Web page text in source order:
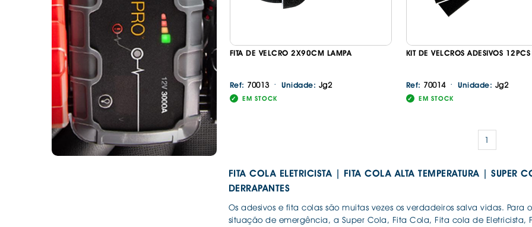
FITA DE VELCRO 2X90CM LAMPA
Ref: 70013 · Unidade: Jg2
EM STOCK
KIT DE VELCROS ADESIVOS
Ref: 70014 · Unidade: Jg2
EM STOCK
1
FITA COLA ELETRICISTA | FITA COLA ALTA TEMPERATURA |
DERRAPANTES
Os adesivos e fita colas são muitas vezes os verdadeiros salva vidas.
situação de emergência, a Super Cola, Fita Cola, Fita cola de